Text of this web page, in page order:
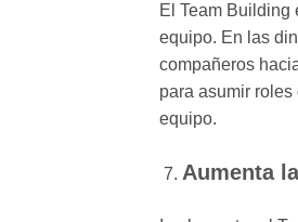
El Team Building
equipo. En las
compañeros
para asumir
equipo.
Aumenta